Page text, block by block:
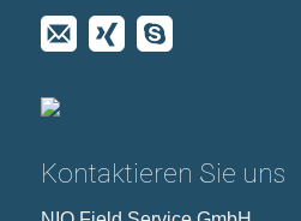
Kontaktieren Sie uns